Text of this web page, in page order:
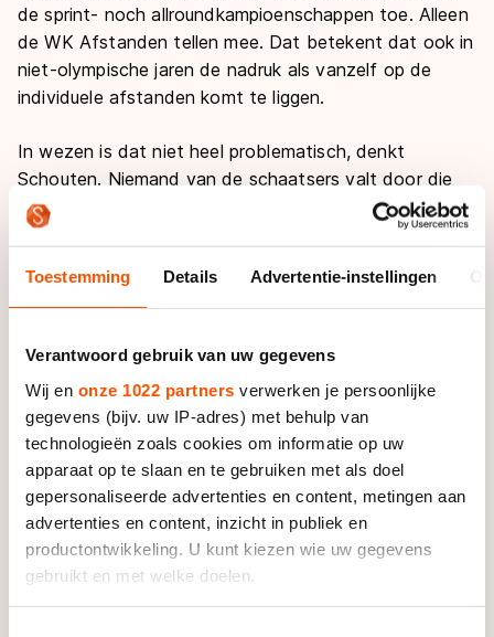
Toestemming Details Advertentie-instellingen
Verantwoord gebruik van uw gegevens
Wij en onze 1022 partners verwerken je persoonlijke
gegevens (bijv. uw IP-adres) met behulp van
technologieën zoals cookies om informatie op uw
apparaat op te slaan en te gebruiken met als doel
gepersonaliseerde advertenties en content, metingen aan
advertenties en content, inzicht in publiek en
productontwikkeling. U kunt kiezen wie uw gegevens
gebruikt en met welke doelen.
de sprint- noch allroundkampioenschappen toe. Alleen
de WK Afstanden tellen mee. Dat betekent dat ook in
niet-olympische jaren de nadruk als vanzelf op de
individuele afstanden komt te liggen.
In wezen is dat niet heel problematisch, denkt
Schouten. Niemand van de schaatsers valt door die
zienswijze buiten de boot. “Onze beste allrounders zijn
vaak ook onze beste rijders op een aantal individuele
Toch had de aandacht voor de WK Afstanden grote
allroundkampioenschappen. “Denny Morrison mocht de
afgelopen vier jaar van mij helemaal niet meedoen”,
vertelt Schouten. “Ik wilde niet dat hij voor de WK
Afstanden een tien kilometer zou rijden.”
Met de nieuwe indeling van de kalender is die hindernis
verdwenen en doet Morrison voor het eerst sinds
2009 weer mee aan het mondiale
allroundkampioenschap. Maar nog steeds is het geen